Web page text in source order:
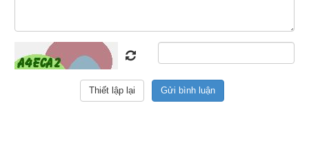
Mùi (tháng 6).
Tuất (tháng 9).